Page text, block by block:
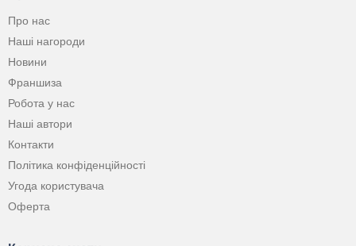
Про нас
Наші нагороди
Новини
Франшиза
Робота у нас
Наші автори
Контакти
Політика конфіденційності
Угода користувача
Оферта